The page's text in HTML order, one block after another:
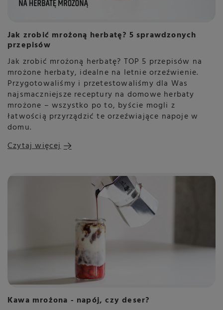
Jak zrobić mrożoną herbatę? 5 sprawdzonych
przepisów
Jak zrobić mrożoną herbatę? TOP 5 przepisów na
mrożone herbaty, idealne na letnie orzeźwienie.
Przygotowaliśmy i przetestowaliśmy dla Was
najsmaczniejsze receptury na domowe herbaty
mrożone – wszystko po to, byście mogli z
łatwością przyrządzić te orzeźwiające napoje w
domu.
Czytaj więcej
Kawa mrożona - napój, czy deser?